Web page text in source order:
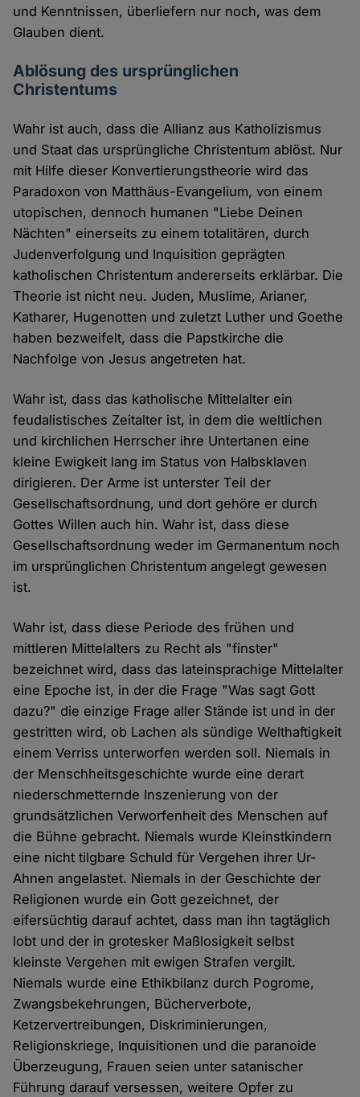
und Kenntnissen, überliefern nur noch, was dem
Glauben dient.
Ablösung des ursprünglichen
Christentums
Wahr ist auch, dass die Allianz aus Katholizismus
und Staat das ursprüngliche Christentum ablöst. Nur
mit Hilfe dieser Konvertierungstheorie wird das
Paradoxon von Matthäus-Evangelium, von einem
utopischen, dennoch humanen "Liebe Deinen
Nächten" einerseits zu einem totalitären, durch
Judenverfolgung und Inquisition geprägten
katholischen Christentum andererseits erklärbar. Die
Theorie ist nicht neu. Juden, Muslime, Arianer,
Katharer, Hugenotten und zuletzt Luther und Goethe
haben bezweifelt, dass die Papstkirche die
Nachfolge von Jesus angetreten hat.
Wahr ist, dass das katholische Mittelalter ein
feudalistisches Zeitalter ist, in dem die weltlichen
und kirchlichen Herrscher ihre Untertanen eine
kleine Ewigkeit lang im Status von Halbsklaven
dirigieren. Der Arme ist unterster Teil der
Gesellschaftsordnung, und dort gehöre er durch
Gottes Willen auch hin. Wahr ist, dass diese
Gesellschaftsordnung weder im Germanentum noch
im ursprünglichen Christentum angelegt gewesen
ist.
Wahr ist, dass diese Periode des frühen und
mittleren Mittelalters zu Recht als "finster"
bezeichnet wird, dass das lateinsprachige Mittelalter
eine Epoche ist, in der die Frage "Was sagt Gott
dazu?" die einzige Frage aller Stände ist und in der
gestritten wird, ob Lachen als sündige Welthaftigkeit
einem Verriss unterworfen werden soll. Niemals in
der Menschheitsgeschichte wurde eine derart
niederschmetternde Inszenierung von der
grundsätzlichen Verworfenheit des Menschen auf
die Bühne gebracht. Niemals wurde Kleinstkindern
eine nicht tilgbare Schuld für Vergehen ihrer Ur-
Ahnen angelastet. Niemals in der Geschichte der
Religionen wurde ein Gott gezeichnet, der
eifersüchtig darauf achtet, dass man ihn tagtäglich
lobt und der in grotesker Maßlosigkeit selbst
kleinste Vergehen mit ewigen Strafen vergilt.
Niemals wurde eine Ethikbilanz durch Pogrome,
Zwangsbekehrungen, Bücherverbote,
Ketzervertreibungen, Diskriminierungen,
Religionskriege, Inquisitionen und die paranoide
Überzeugung, Frauen seien unter satanischer
Führung darauf versessen, weitere Opfer zu